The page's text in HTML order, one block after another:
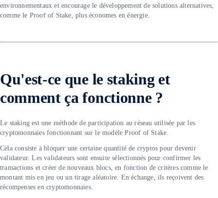
environnementaux et encourage le développement de solutions alternatives,
comme le Proof of Stake, plus économes en énergie.
Qu'est-ce que le staking et
comment ça fonctionne ?
Le staking est une méthode de participation au réseau utilisée par les
cryptomonnaies fonctionnant sur le modèle Proof of Stake.
Cela consiste à bloquer une certaine quantité de cryptos pour devenir
validateur. Les validateurs sont ensuite sélectionnés pour confirmer les
transactions et créer de nouveaux blocs, en fonction de critères comme le
montant mis en jeu ou un tirage aléatoire. En échange, ils reçoivent des
récompenses en cryptomonnaies.